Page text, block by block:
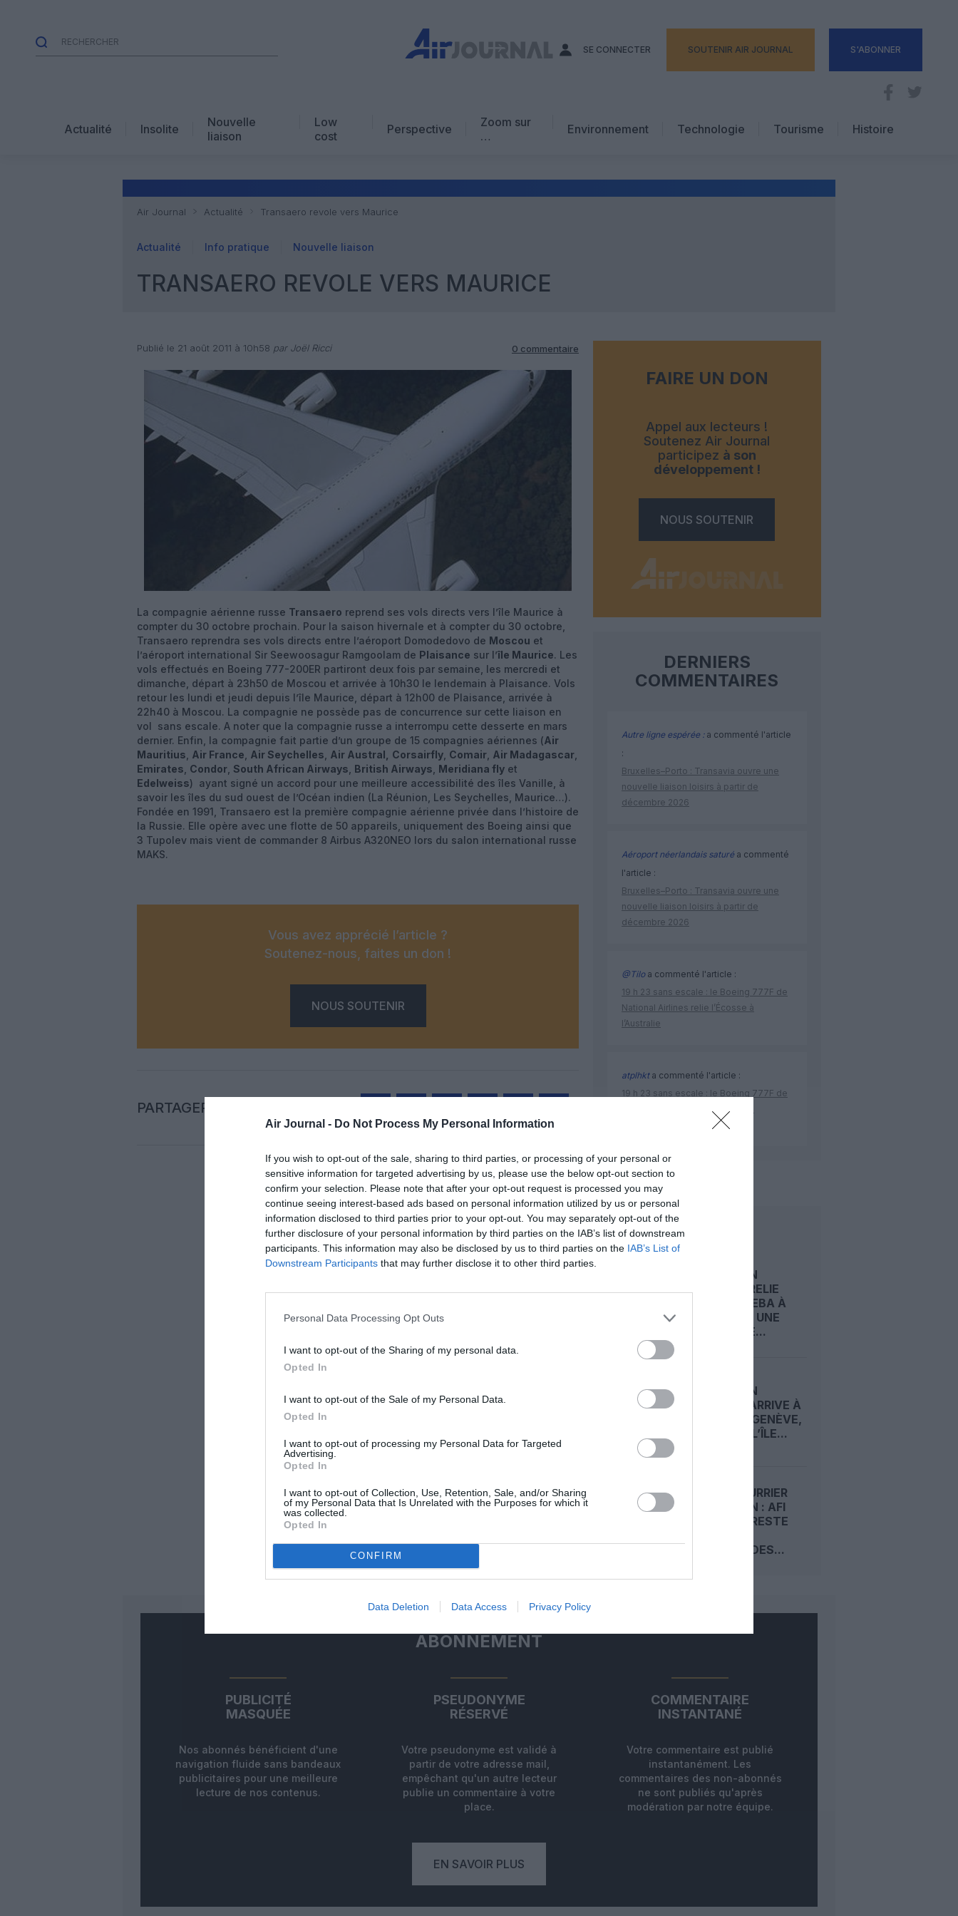
Air Journal - Do Not Process My Personal Information
If you wish to opt-out of the sale, sharing to third parties, or processing of your personal or
sensitive information for targeted advertising by us, please use the below opt-out section to
confirm your selection. Please note that after your opt-out request is processed you may
continue seeing interest-based ads based on personal information utilized by us or personal
information disclosed to third parties prior to your opt-out. You may separately opt-out of the
further disclosure of your personal information by third parties on the IAB’s list of downstream
participants. This information may also be disclosed by us to third parties on the IAB’s List of
Downstream Participants that may further disclose it to other third parties.
Personal Data Processing Opt Outs
I want to opt-out of the Sharing of my personal data.
Opted In
I want to opt-out of the Sale of my Personal Data.
Opted In
I want to opt-out of processing my Personal Data for Targeted
Advertising.
Opted In
I want to opt-out of Collection, Use, Retention, Sale, and/or Sharing
of my Personal Data that Is Unrelated with the Purposes for which it
was collected.
Opted In
CONFIRM
Data Deletion Data Access Privacy Policy
SE CONNECTER SOUTENIR AIR JOURNAL S'ABONNER
Actualité Insolite
Nouvelle
liaison
Low
cost
Perspective
Zoom sur
…
Environnement Technologie
Tourisme
Hôtellerie
Histoire
Air Journal Actualité Transaero revole vers Maurice
Actualité Info pratique Nouvelle liaison
TRANSAERO REVOLE VERS MAURICE
Publié le 21 août 2011 à 10h58 par Joël Ricci 0 commentaire
La compagnie aérienne russe Transaero reprend ses vols directs vers l’île Maurice à
compter du 30 octobre prochain. Pour la saison hivernale et à compter du 30 octobre,
Transaero reprendra ses vols directs entre l’aéroport Domodedovo de Moscou et
l’aéroport international Sir Seewoosagur Ramgoolam de Plaisance sur l’île Maurice. Les
vols effectués en Boeing 777-200ER partiront deux fois par semaine, les mercredi et
dimanche, départ à 23h50 de Moscou et arrivée à 10h30 le lendemain à Plaisance. Vols
retour les lundi et jeudi depuis l’île Maurice, départ à 12h00 de Plaisance, arrivée à
22h40 à Moscou. La compagnie ne possède pas de concurrence sur cette liaison en
vol sans escale. A noter que la compagnie russe a interrompu cette desserte en mars
dernier. Enfin, la compagnie fait partie d’un groupe de 15 compagnies aériennes (Air
Mauritius Air France Air Seychelles Air Austral, Corsairfly Comair Air Madagascar
Emirates Condor South African Airways British Airways Meridiana fly et
Edelweiss) ayant signé un accord pour une meilleure accessibilité des îles Vanille, à
savoir les îles du sud ouest de l’Océan indien (La Réunion, Les Seychelles, Maurice…).
Fondée en 1991, Transaero est la première compagnie aérienne privée dans l’histoire de
la Russie. Elle opère avec une flotte de 50 appareils, uniquement des Boeing ainsi que
3 Tupolev mais vient de commander 8 Airbus A320NEO lors du salon international russe
MAKS.
Vous avez apprécié l’article ?
Soutenez-nous, faites un don !
NOUS SOUTENIR
PARTAGER L'ARTICLE
Aucun commentaire !
LAISSER UN COMMENTAIRE
FAIRE UN DON
Appel aux lecteurs !
Soutenez Air Journal
participez à son
développement !
NOUS SOUTENIR
DERNIERS
COMMENTAIRES
Autre ligne espérée :a commenté l'article
:
Bruxelles–Porto : Transavia ouvre une
nouvelle liaison loisirs à partir de
décembre 2026
Aéroport néerlandais saturéa commenté
l'article :
Bruxelles–Porto : Transavia ouvre une
nouvelle liaison loisirs à partir de
décembre 2026
@Tiloa commenté l'article :
19 h 23 sans escale : le Boeing 777F de
National Airlines relie l’Écosse à
l’Australie
atplhkta commenté l'article :
19 h 23 sans escale : le Boeing 777F de
National Airlines relie l’Écosse à
ile maurice
LIRE AUSSI
ETHIOPIAN
AIRLINES RELIE
ADDIS-ABEBA À
MAURICE : UNE
NOUVELLE...
ETHIOPIAN
AIRLINES ARRIVE À
LYON VIA GENÈVE,
DESSERT L’ÎLE...
LONG‑COURRIER
MAURICIEN : AFI
KLM E&M RESTE
COMMANDES...
ABONNEMENT
PUBLICITÉ
MASQUÉE
Nos abonnés bénéficient d'une
navigation fluide sans bandeaux
publicitaires pour une meilleure
lecture de nos contenus.
PSEUDONYME
RÉSERVÉ
Votre pseudonyme est validé à
partir de votre adresse mail,
empêchant qu'un autre lecteur
publie un commentaire à votre
place.
COMMENTAIRE
INSTANTANÉ
Votre commentaire est publié
instantanément. Les
commentaires des non-abonnés
ne sont publiés qu'après
modération par notre équipe.
EN SAVOIR PLUS